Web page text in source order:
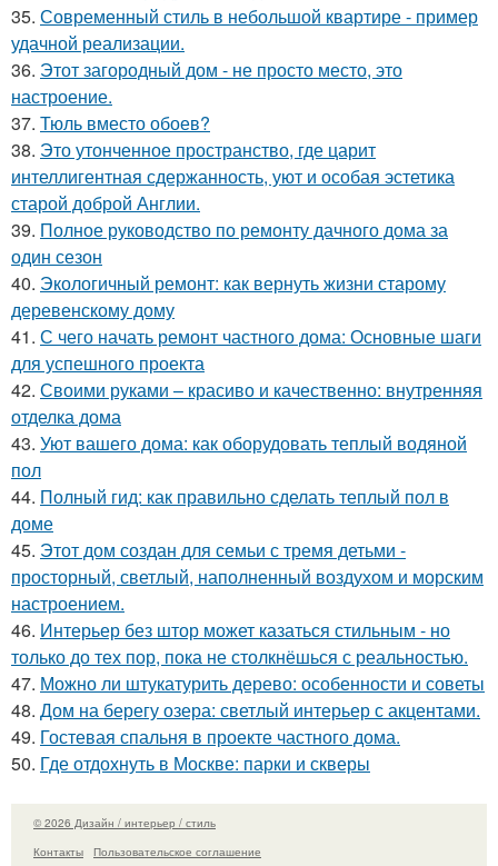
35. Современный стиль в небольшой квартире - пример
удачной реализации.
36. Этот загородный дом - не просто место, это
настроение.
37. Тюль вместо обоев?
38. Это утонченное пространство, где царит
интеллигентная сдержанность, уют и особая эстетика
старой доброй Англии.
39. Полное руководство по ремонту дачного дома за
один сезон
40. Экологичный ремонт: как вернуть жизни старому
деревенскому дому
41. С чего начать ремонт частного дома: Основные шаги
для успешного проекта
42. Своими руками – красиво и качественно: внутренняя
отделка дома
43. Уют вашего дома: как оборудовать теплый водяной
пол
44. Полный гид: как правильно сделать теплый пол в
доме
45. Этот дом создан для семьи с тремя детьми -
просторный, светлый, наполненный воздухом и морским
настроением.
46. Интерьер без штор может казаться стильным - но
только до тех пор, пока не столкнёшься с реальностью.
47. Можно ли штукатурить дерево: особенности и советы
48. Дом на берегу озера: светлый интерьер с акцентами.
49. Гостевая спальня в проекте частного дома.
50. Где отдохнуть в Москве: парки и скверы
© 2026 Дизайн / интерьер / стиль
Контакты
Пользовательское соглашение